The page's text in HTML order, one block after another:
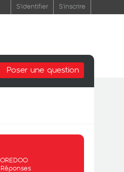
S'identifier S'inscrire
Poser une question